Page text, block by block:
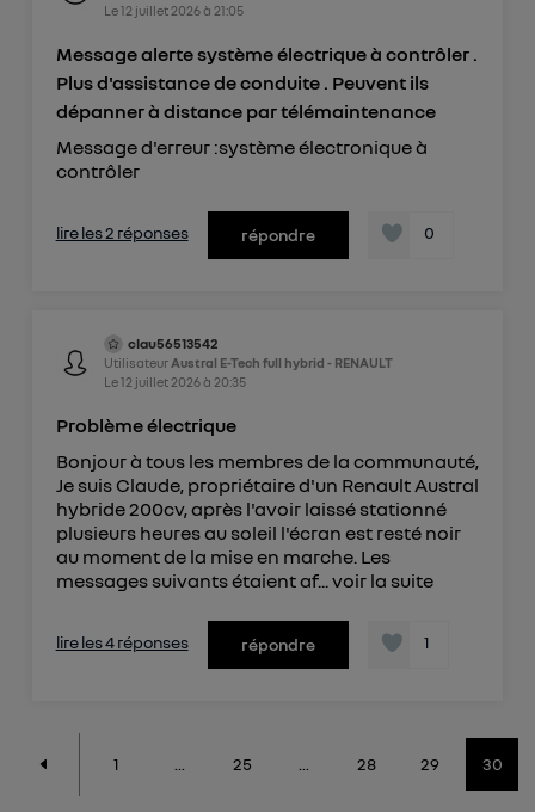
Le12 juillet 2026à 21:05
Message alerte système électrique à contrôler .
Plus d'assistance de conduite . Peuvent ils
dépanner à distance par télémaintenance
Message d'erreur :système électronique à
contrôler
lire les 2 réponses répondre 0
clau56513542
Utilisateur Austral E-Tech full hybrid - RENAULT
Le12 juillet 2026à 20:35
Problème électrique
Bonjour à tous les membres de la communauté,
Je suis Claude, propriétaire d'un Renault Austral
hybride 200cv, après l'avoir laissé stationné
plusieurs heures au soleil l'écran est resté noir
au moment de la mise en marche. Les
messages suivants étaient af...voir la suite
lire les 4 réponses répondre 1
1 25 28 29 30